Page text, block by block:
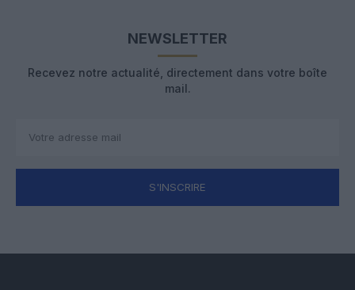
NEWSLETTER
Recevez notre actualité, directement dans votre boîte
mail.
S'INSCRIRE